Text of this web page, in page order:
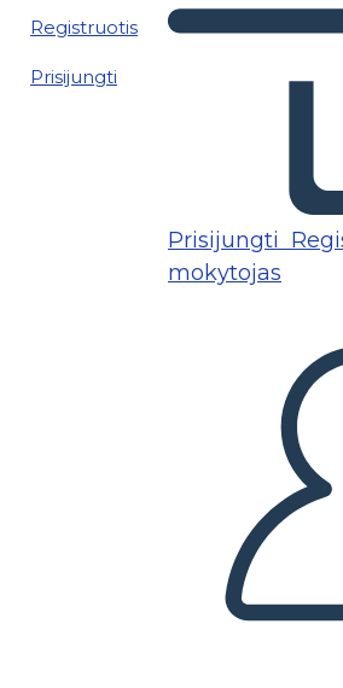
Registruotis
Prisijungti
Prisijungti
mokytojas